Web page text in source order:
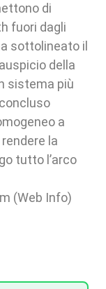
di
fuori dagli
sottolineato il
della
sistema più
a
la
tutto l’arco
(Web Info)